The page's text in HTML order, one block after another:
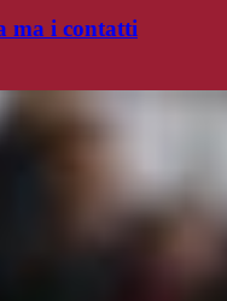
ma i contatti